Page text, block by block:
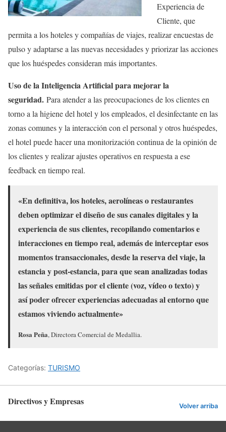
Experiencia de
Cliente, que
permita a los hoteles y compañías de viajes, realizar encuestas de
pulso y adaptarse a las nuevas necesidades y priorizar las acciones
que los huéspedes consideran más importantes.
Uso de la Inteligencia Artificial para mejorar la
seguridad. Para atender a las preocupaciones de los clientes en
torno a la higiene del hotel y los empleados, el desinfectante en las
zonas comunes y la interacción con el personal y otros huéspedes,
el hotel puede hacer una monitorización continua de la opinión de
los clientes y realizar ajustes operativos en respuesta a ese
feedback en tiempo real.
«En definitiva, los hoteles, aerolíneas o restaurantes
deben optimizar el diseño de sus canales digitales y la
experiencia de sus clientes, recopilando comentarios e
interacciones en tiempo real, además de interceptar esos
momentos transaccionales, desde la reserva del viaje, la
estancia y post-estancia, para que sean analizadas todas
las señales emitidas por el cliente (voz, vídeo o texto) y
así poder ofrecer experiencias adecuadas al entorno que
estamos viviendo actualmente»
Rosa Peña, Directora Comercial de Medallia.
Categorías: TURISMO
Directivos y Empresas Volver arriba